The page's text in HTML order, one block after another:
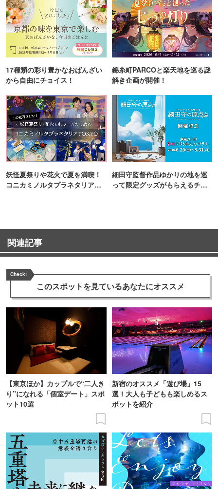
17種類の彩り豊かなおばんざい
から自由にチョイス！
錦糸町PARCOと楽天地を巡る謎
解き企画が開催！
妖怪夏祭りや花火で夏を満喫！
コニカミノルタプラネタリア
細田守監督作品ゆかりの地を巡
って限定グッズがもらえるチャ
関連記事
Check!
このスポットを見ているあなたにオススメ
【東京ほか】カップルで“二人き
り”になれる「個室デート」スポ
ット10選
新宿のオススメ「遊び場」15
選！大人も子どもも楽しめるス
ポットを紹介